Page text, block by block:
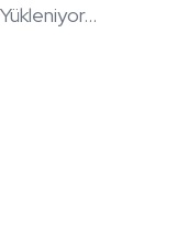
Yükleniyor...